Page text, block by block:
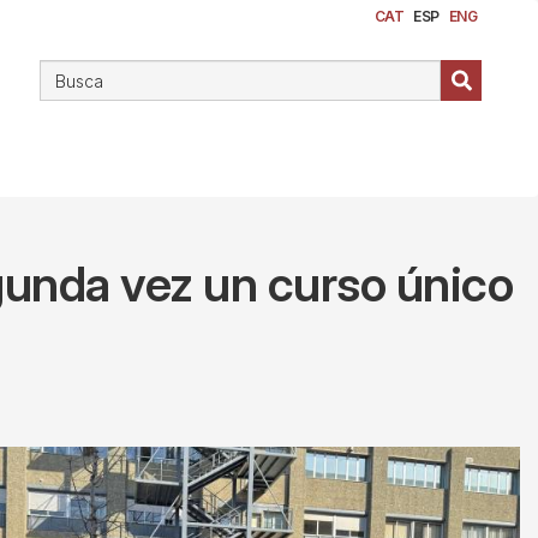
CAT ESP ENG
vez un curso único